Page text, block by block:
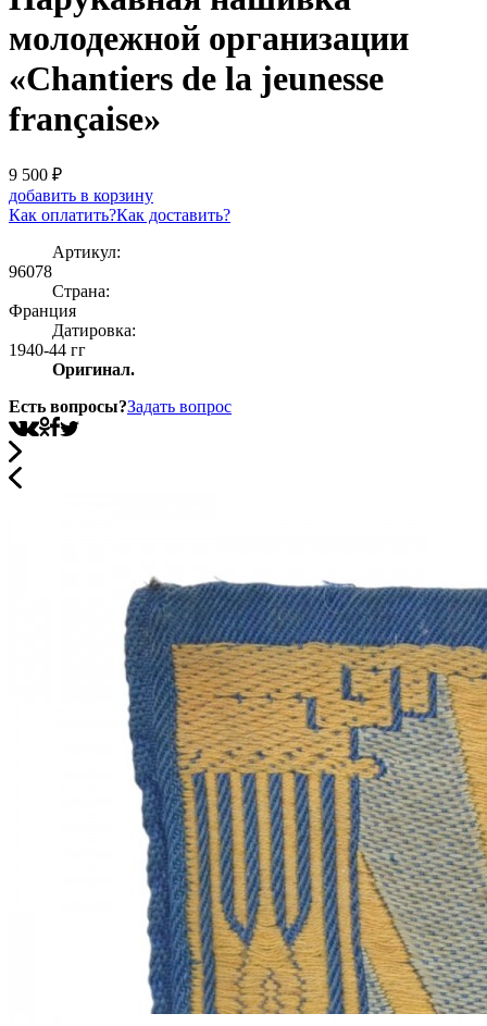
молодежной организации
«Chantiers de la jeunesse
française»
9 500 ₽
добавить в корзину
Как оплатить?Как доставить?
Артикул:
96078
Страна:
Франция
Датировка:
1940-44 гг
Оригинал.
Есть вопросы?Задать вопрос